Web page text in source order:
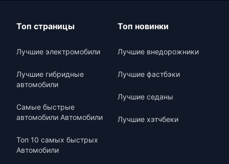
Топ страницы
Лучшие электромобили
Лучшие гибридные
автомобили
Самые быстрые
автомобили Автомобили
Топ 10 самых быстрых
Автомобили
Топ новинки
Лучшие внедорожники
Лучшие фастбэки
Лучшие седаны
Лучшие хэтчбеки